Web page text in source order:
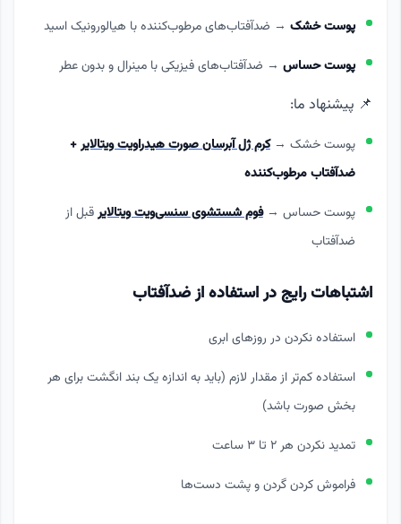
پوست خشک → ضدآفتاب‌های مرطوب‌کننده با هیالورونیک اسید
پوست حساس → ضدآفتاب‌های فیزیکی با مینرال و بدون عطر
📌 پیشنهاد ما:
پوست خشک →کرم ژل آبرسان صورت هیدراویت ویتالایر+
ضدآفتاب مرطوب‌کننده
پوست حساس →فوم شستشوی سنسی‌ویت ویتالایرقبل از
ضدآفتاب
اشتباهات رایج در استفاده از ضدآفتاب
استفاده نکردن در روزهای ابری
استفاده کم‌تر از مقدار لازم (باید به اندازه یک بند انگشت برای هر
بخش صورت باشد)
تمدید نکردن هر ۲ تا ۳ ساعت
فراموش کردن گردن و پشت دست‌ها